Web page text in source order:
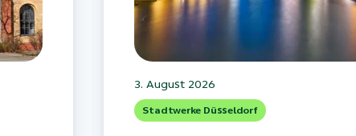
3. August 2026
Stadtwerke Düsseldorf